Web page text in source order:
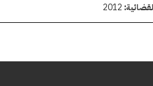
2012